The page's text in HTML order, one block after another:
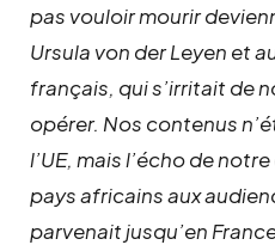
pas vouloir mourir
Ursula von der Leyen et
français, qui s’irritait de
opérer. Nos contenus
l’UE, mais l’écho de
pays africains aux
parvenait jusqu’en